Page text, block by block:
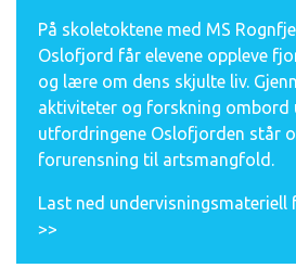
På skoletoktene med MS
Oslofjord får elevene oppleve
og lære om dens skjulte liv.
aktiviteter og forskning ombord
utfordringene Oslofjorden står
forurensning til artsmangfold.
Last ned undervisningsmateriell
>>